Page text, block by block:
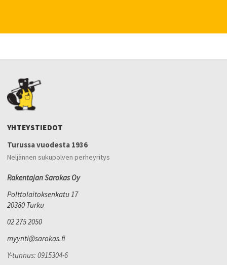
YHTEYSTIEDOT
Turussa vuodesta 1936
Neljännen sukupolven perheyritys
Rakentajan Sarokas Oy
Polttolaitoksenkatu 17
20380 Turku
02 275 2050
myynti@sarokas.fi
Y-tunnus: 0915304-6